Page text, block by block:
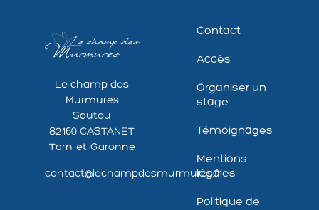
Le champ des
Murmures
Sautou
82160 CASTANET
Tarn-et-Garonne
contact@lechampdesmurmures.fr
Contact
Accès
Organiser un
stage
Témoignages
Mentions
légales
Politique de